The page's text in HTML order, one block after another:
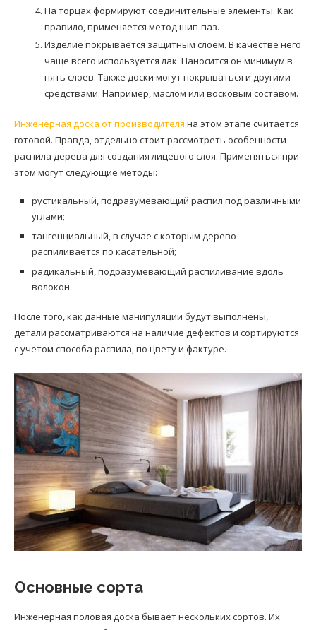
На торцах формируют соединительные элементы. Как
правило, применяется метод шип-паз.
Изделие покрывается защитным слоем. В качестве него
чаще всего используется лак. Наносится он минимум в
пять слоев. Также доски могут покрываться и другими
средствами. Например, маслом или восковым составом.
Инженерная доска от производителя на этом этапе считается
готовой. Правда, отдельно стоит рассмотреть особенности
распила дерева для создания лицевого слоя. Применяться при
этом могут следующие методы:
рустикальный, подразумевающий распил под различными
углами;
тангенциальный, в случае с которым дерево
распиливается по касательной;
радикальный, подразумевающий распиливание вдоль
волокон.
После того, как данные манипуляции будут выполнены,
детали рассматриваются на наличие дефектов и сортируются
с учетом способа распила, по цвету и фактуре.
Основные сорта
Инженерная половая доска бывает нескольких сортов. Их